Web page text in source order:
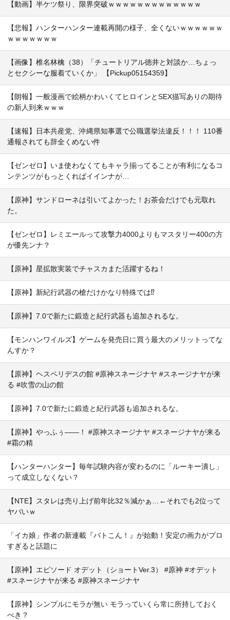
【動画】半ケツ祭り、限界突破ｗｗｗｗｗｗｗｗｗｗｗｗｗ
【悲報】ハンターハンター連載再開の様子、全くないｗｗｗｗｗｗ
ｗｗｗｗｗｗｗ
【画像】椎名林檎（38）「チュートリアル徳井と対談か…ちょっ
とセクシーな服着ていくか」 【Pickup05154359】
【朗報】一般漫画で絵柄かわいくてヒロインとSEX描写ありの期待
の新人到来ｗｗｗ
【速報】日本共産党、沖縄県知事選で公職選挙法違反！！！ 110番
通報されても辞全くめない件
【ゼンゼロ】いま使わなくてもキャラ揃ってることが有利になるコ
ンテンツがもっとくればイインナが…
【原神】サンドローネは引いてよかった！お茶会だけでも元取れ
た。
【ゼンゼロ】レミエールって攻撃力4000よりもマスタリー400の方
が優先ンナ？
【原神】星拡散実装でチャスカまた活躍するね！
【原神】新紀行武器の槍だけかなり特殊では⁉
【原神】7.0で新たに鍛造と紀行武器も追加されるな。
【モンハンワイルズ】ゲームを発売日に買う最大のメリットってな
んすか？
【原神】ヘスペリデスの館 #原神スネージナヤ #スネージナヤが来
る #吹雪の山の館
【原神】7.0で新たに鍛造と紀行武器も追加されるな。
【原神】やっふぅ——！ #原神スネージナヤ #スネージナヤが来る
#霜の精
【ハンターハンター】毎年試験内容が変わるのに「ルーキー潰し」
って成立しなくない？
【NTE】スタレは売り上げ前年比32％減かぁ…←それでも2位って
ヤバいｗ
「イカ娘」作者の新連載『バトこん！』が始動！安定の画力がプロ
すぎると話題に
【原神】エピソード オデット（ショートVer.3） #原神 #オデット
#スネージナヤが来る #原神スネージナヤ
【原神】シンプルにモラが無い モラっていくら常に所持しておく
べき？